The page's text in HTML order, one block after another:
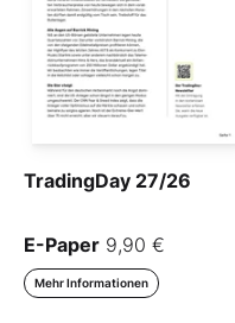
TradingDay 27/26
E-Paper 9,90 €
Mehr Informationen